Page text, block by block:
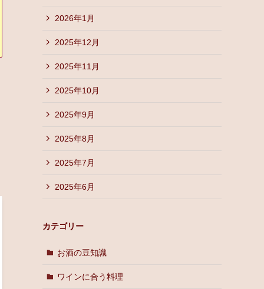
2026年1月
2025年12月
2025年11月
2025年10月
2025年9月
2025年8月
2025年7月
2025年6月
カテゴリー
お酒の豆知識
ワインに合う料理